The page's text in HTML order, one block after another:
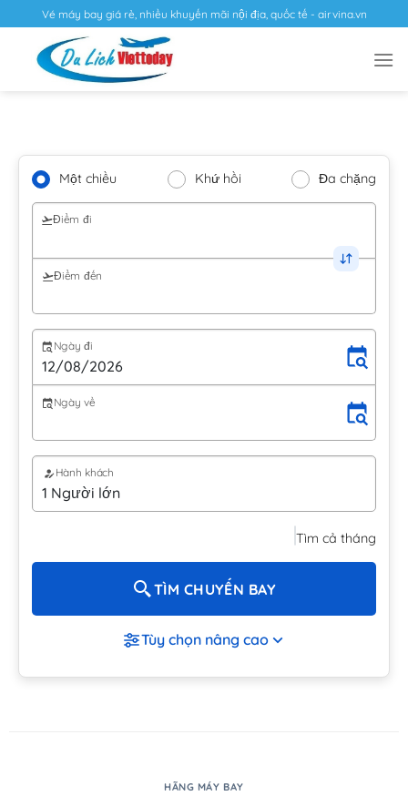
Vé máy bay giá rẻ, nhiều khuyến mãi nội địa, quốc tế - airvina.vn
Một chiều Khứ hồi Đa chặng
Điểm đi
Điểm đến
Ngày đi
Ngày về
Hành khách
Tìm cả tháng
TÌM CHUYẾN BAY
Tùy chọn nâng cao
HÃNG MÁY BAY